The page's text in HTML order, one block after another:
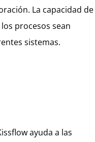
La capacidad de
procesos sean
sistemas.
ayuda a las